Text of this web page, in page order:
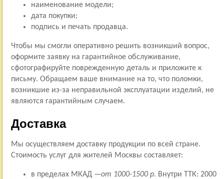
наименование модели;
дата покупки;
подпись и печать продавца.
Чтобы мы смогли оперативно решить возникший вопрос,
оформите заявку на гарантийное обслуживание,
сфотографируйте поврежденную деталь и приложите к
письму. Обращаем ваше внимание на то, что поломки,
возникшие из-за неправильной эксплуатации изделий, не
являются гарантийным случаем.
Доставка
Мы осуществляем доставку продукции по всей стране.
Стоимость услуг для жителей Москвы составляет:
в пределах МКАД —от 1000-1500 р. Внутри ТТК: 2000